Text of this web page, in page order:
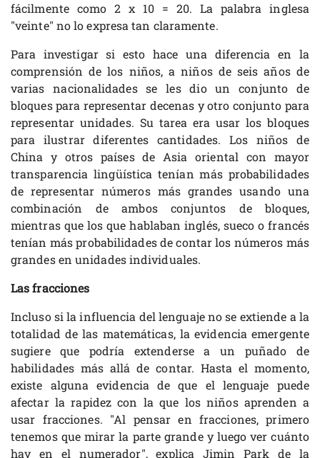
fácilmente como 2 x 10 = 20. La palabra inglesa
"veinte" no lo expresa tan claramente.
Para investigar si esto hace una diferencia en la
comprensión de los niños, a niños de seis años de
varias nacionalidades se les dio un conjunto de
bloques para representar decenas y otro conjunto para
representar unidades. Su tarea era usar los bloques
para ilustrar diferentes cantidades. Los niños de
China y otros países de Asia oriental con mayor
transparencia lingüística tenían más probabilidades
de representar números más grandes usando una
combinación de ambos conjuntos de bloques,
mientras que los que hablaban inglés, sueco o francés
tenían más probabilidades de contar los números más
grandes en unidades individuales.
Las fracciones
Incluso si la influencia del lenguaje no se extiende a la
totalidad de las matemáticas, la evidencia emergente
sugiere que podría extenderse a un puñado de
habilidades más allá de contar. Hasta el momento,
existe alguna evidencia de que el lenguaje puede
afectar la rapidez con la que los niños aprenden a
usar fracciones. "Al pensar en fracciones, primero
tenemos que mirar la parte grande y luego ver cuánto
hay en el numerador", explica Jimin Park de la